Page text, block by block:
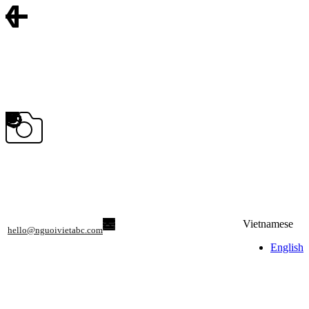
hello@nguoivietabc.com
Vietnamese
English